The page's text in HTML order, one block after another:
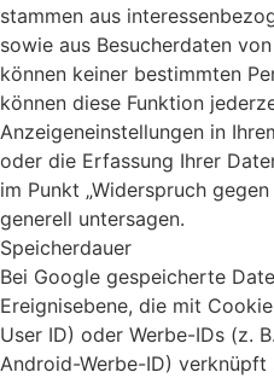
stammen aus
sowie aus Besucherdaten
können keiner bestimmten
können diese Funktion
Anzeigeneinstellungen in
oder die Erfassung Ihrer
im Punkt „Widerspruch
generell untersagen.
Speicherdauer
Bei Google gespeicherte
Ereignisebene, die mit
User ID) oder Werbe-IDs (z.
Android-Werbe-ID) verknüpft